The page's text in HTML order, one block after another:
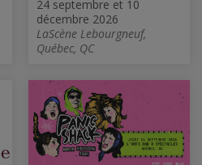
24 septembre et 10
décembre 2026
LaScène Lebourgneuf,
Québec, QC